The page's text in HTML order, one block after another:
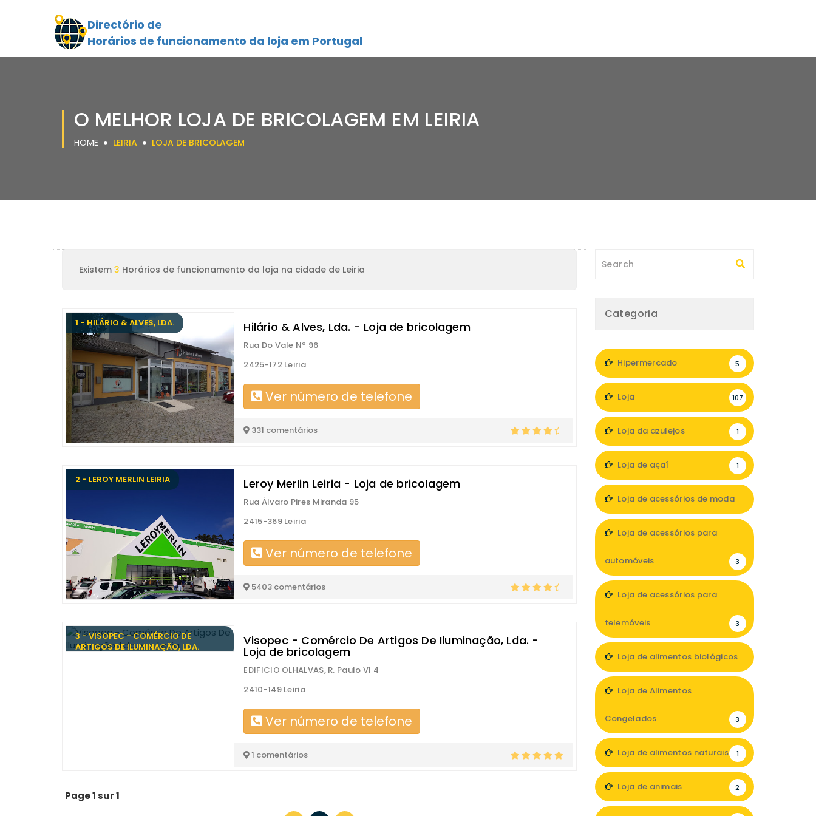
Directório de
Horários de funcionamento da loja em Portugal
O MELHOR LOJA DE BRICOLAGEM EM LEIRIA
HOME LEIRIA LOJA DE BRICOLAGEM
Existem 3 Horários de funcionamento da loja na cidade de Leiria
1 - HILÁRIO & ALVES, LDA. Hilário & Alves, Lda. - Loja de bricolagem
Rua Do Vale Nº 96
2425-172 Leiria
Ver número de telefone
331 comentários
2 - LEROY MERLIN LEIRIA Leroy Merlin Leiria - Loja de bricolagem
Rua Álvaro Pires Miranda 95
2415-369 Leiria
Ver número de telefone
5403 comentários
3 - VISOPEC - COMÉRCIO DE
ARTIGOS DE ILUMINAÇÃO, LDA.
Visopec - Comércio De Artigos De Iluminação, Lda. -
Loja de bricolagem
EDIFICIO OLHALVAS, R. Paulo VI 4
2410-149 Leiria
Ver número de telefone
1 comentários
Page 1 sur 1
Categoria
Hipermercado 5
Loja 107
Loja da azulejos 1
Loja de açaí 1
Loja de acessórios de moda
Loja de acessórios para
automóveis 3
Loja de acessórios para
telemóveis 3
Loja de alimentos biológicos
Loja de Alimentos
Congelados 3
Loja de alimentos naturais 1
Loja de animais 2